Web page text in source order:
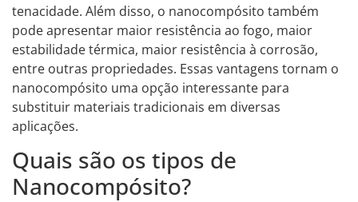
tenacidade. Além disso, o nanocompósito também
pode apresentar maior resistência ao fogo, maior
estabilidade térmica, maior resistência à corrosão,
entre outras propriedades. Essas vantagens tornam o
nanocompósito uma opção interessante para
substituir materiais tradicionais em diversas
aplicações.
Quais são os tipos de
Nanocompósito?